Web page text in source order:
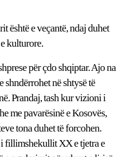
është e veçantë, ndaj duhet
kulturore.
për çdo shqiptar. Ajo na
shndërrohet në shtysë të
Prandaj, tash kur vizioni i
me pavarësinë e Kosovës,
tona duhet të forcohen.
fillimshekullit XX e tjetra e